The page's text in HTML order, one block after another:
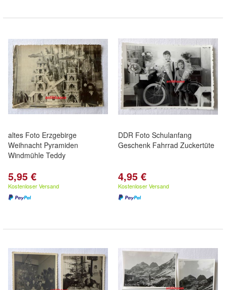
altes Foto Erzgebirge
Weihnacht Pyramiden
Windmühle Teddy
5,95 €
Kostenloser Versand
DDR Foto Schulanfang
Geschenk Fahrrad Zuckertüte
4,95 €
Kostenloser Versand